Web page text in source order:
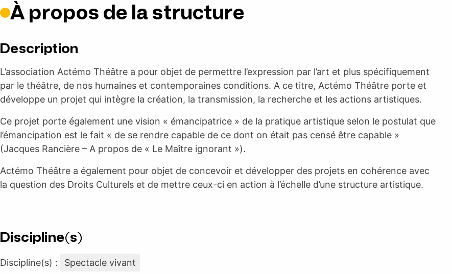
À propos de la structure
Description
L’association Actémo Théâtre a pour objet de permettre l’expression par l’art et plus spécifiquement
par le théâtre, de nos humaines et contemporaines conditions. A ce titre, Actémo Théâtre porte et
développe un projet qui intègre la création, la transmission, la recherche et les actions artistiques.
Ce projet porte également une vision « émancipatrice » de la pratique artistique selon le postulat que
l’émancipation est le fait « de se rendre capable de ce dont on était pas censé être capable »
(Jacques Rancière – A propos de « Le Maître ignorant »).
Actémo Théâtre a également pour objet de concevoir et développer des projets en cohérence avec
la question des Droits Culturels et de mettre ceux-ci en action à l’échelle d’une structure artistique.
Discipline(s)
Discipline(s) : Spectacle vivant